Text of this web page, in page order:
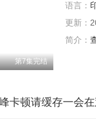
第7集完结
语言：
更新：
简介：
卡顿请缓存一会